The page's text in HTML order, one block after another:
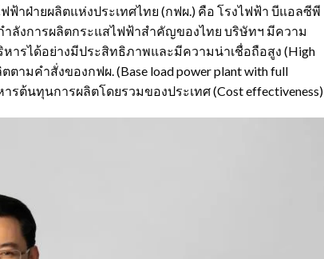
าฝ่ายผลิตแห่งประเทศไทย (กฟผ.) คือ โรงไฟฟ้า บีแอลซีพี
ำลังการผลิตกระแสไฟฟ้าสำคัญของไทย บริษัทฯ มีความ
ารได้อย่างมีประสิทธิภาพและมีความน่าเชื่อถือสูง (High
ามคำสั่งของกฟผ. (Base load power plant with full
ต้นทุนการผลิตโดยรวมของประเทศ (Cost effectiveness)